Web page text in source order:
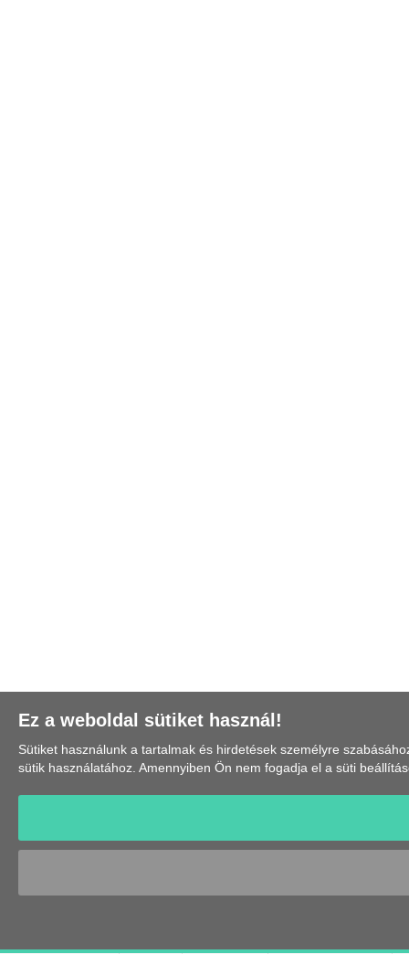
Ez a weboldal sütiket használ!
Sütiket használunk a tartalmak és hirdetések személyre
sütik használatához. Amennyiben Ön nem fogadja el a süti